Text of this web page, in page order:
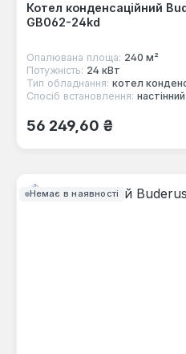
Котел конденсаційний
GB062-24kd
Опалювана площа: 240 м²
Потужність: 24 кВт
Тип обладнання: котел
Спосіб встановлення: настінний
Звичайна ціна:
56 249,60 ₴
Немає в наявності